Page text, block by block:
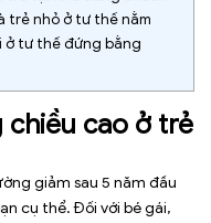
trẻ nhỏ ở tư thế nằm
tư thế đứng bằng
cao ở trẻ
giảm sau 5 năm đầu
cụ thể. Đối với bé gái,